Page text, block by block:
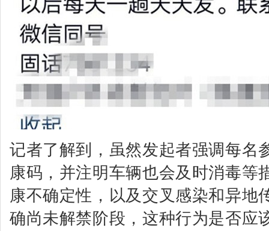
记者了解到，虽然发起者强调每名
康码，并注明车辆也会及时消毒等
康不确定性，以及交叉感染和异地
确尚未解禁阶段，这种行为是否应